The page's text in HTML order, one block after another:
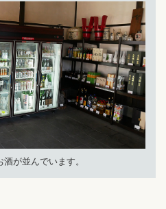
が並んでいます。